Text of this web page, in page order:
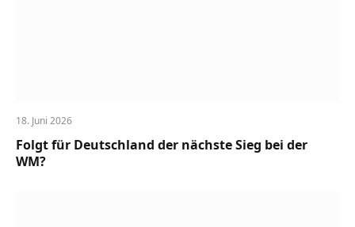
18. Juni 2026
Folgt für Deutschland der nächste Sieg bei der
WM?